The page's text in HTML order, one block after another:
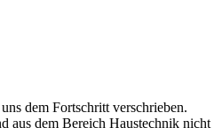
dem Fortschritt verschrieben.
aus dem Bereich Haustechnik nicht